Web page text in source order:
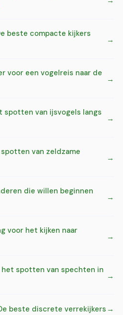
beste compacte kijkers
voor een vogelreis naar de
spotten van ijsvogels langs
van zeldzame
die willen beginnen
voor het kijken naar
spotten van spechten in
beste discrete verrekijkers